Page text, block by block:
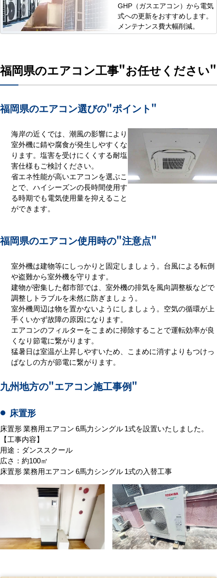
GHP（ガスエアコン）から電気
式への更新をおすすめします。
メンテナンス費大幅削減。
福岡県のエアコン工事"お任せください"
福岡県のエアコン選びの"ポイント"
海岸の近くでは、潮風の影響により
室外機に錆や腐食が発生しやすくな
ります。塩害を受けにくくする耐塩
害仕様もご検討ください。
省エネ性能が高いエアコンを選ぶこ
とで、ハイシーズンの長時間使用す
る時期でも電気使用量を抑えること
ができます。
福岡県のエアコン使用時の"注意点"
室外機は建物等にしっかりと固定しましょう。台風による転倒
や盗難から室外機を守ります。
建物が密集した都市部では、室外機の排気を風向調整板などで
調整しトラブルを未然に防ぎましょう。
室外機周辺は物を置かないようにしましょう。空気の循環が上
手くいかず故障の原因になります。
エアコンのフィルターをこまめに掃除することで運転効率が良
くなり節電に繋がります。
猛暑日は室温が上昇しやすいため、こまめに消すよりもつけっ
ぱなしの方が節電に繋がります。
九州地方の"エアコン施工事例"
床置形
床置形 業務用エアコン 6馬力シングル 1式を設置いたしました。
【工事内容】
用途：ダンススクール
広さ：約100㎡
床置形 業務用エアコン 6馬力シングル 1式の入替工事